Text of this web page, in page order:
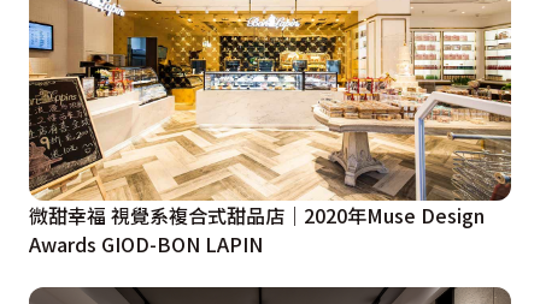
微甜幸福 視覺系複合式甜品店｜2020年Muse Design
Awards GIOD-BON LAPIN